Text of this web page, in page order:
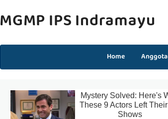
MGMP IPS Indramayu
Home Anggota